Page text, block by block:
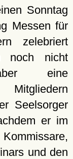
Sonntag
Messen für
zelebriert
noch nicht
eine
Mitgliedern
Seelsorger
er im
und den